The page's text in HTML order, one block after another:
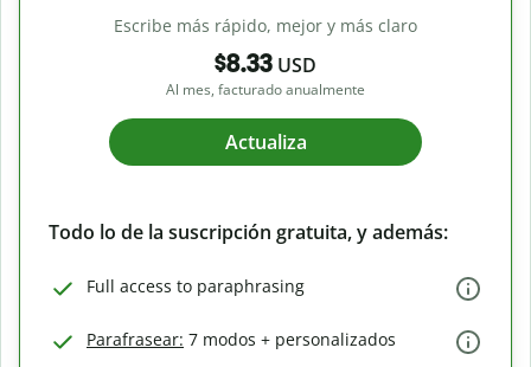
Escribe más rápido, mejor y más claro
$8.33 USD
Al mes, facturado anualmente
Actualiza
Todo lo de la suscripción gratuita, y además:
Full access to paraphrasing
Parafrasear: 7 modos + personalizados